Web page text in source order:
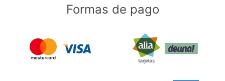
Formas de pago